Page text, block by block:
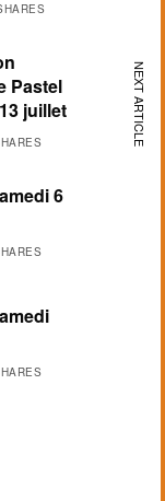
Pastel
juillet
6
NEXT ARTICLE